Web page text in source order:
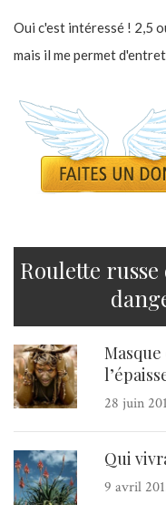
Oui c'est intéressé ! 2,5
mais il me permet
Roulette
28 juin
Qui
9 avril